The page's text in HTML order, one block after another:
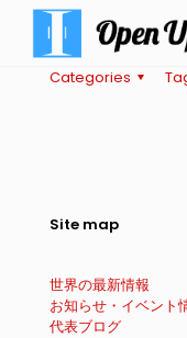
Categories
Site map
世界の最新情報
お知らせ・イベント
代表ブログ